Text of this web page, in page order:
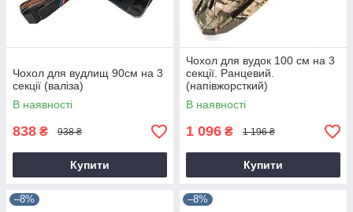
Чохол для вудлищ 90см на 3
секції (валіза)
В наявності
838 ₴ 938 ₴
Купити
Чохол для вудок 100 см на 3
секції. Ранцевий.
(напівжорсткий)
В наявності
1 096 ₴ 1 196 ₴
Купити
–8% –8%